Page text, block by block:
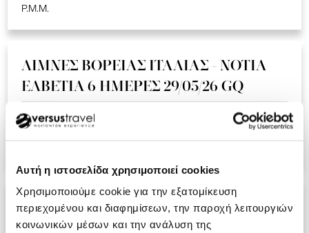
Αυτή η ιστοσελίδα χρησιμοποιεί cookies
Χρησιμοποιούμε cookie για την εξατομίκευση
περιεχομένου και διαφημίσεων, την παροχή λειτουργιών
κοινωνικών μέσων και την ανάλυση της
P.M.M.
ΛΙΜΝΕΣ ΒΟΡΕΙΑΣ ΙΤΑΛΙΑΣ - ΝΟΤΙΑ
ΕΛΒΕΤΙΑ 6 ΗΜΕΡΕΣ 29/05/26 GQ
Ειναι η δευτερη συνεχομενη χρονια που ταξιδευουμε μαζι
σας και ημαστε πολυ ευχαριστημενοι απο την εμπειρια!!!.
ΑΝΔΑΛΟΥΣΙΑ - ΓΙΒΡΑΛΤΑΡ 9 ΗΜΕΡΕΣ
28/05/26 A3